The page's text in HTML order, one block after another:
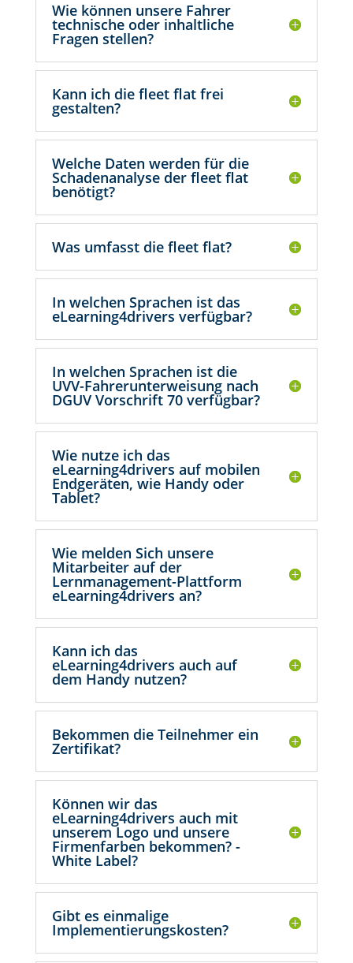
Wie können unsere Fahrer
technische oder inhaltliche
Fragen stellen?
Kann ich die fleet flat frei
gestalten?
Welche Daten werden für die
Schadenanalyse der fleet flat
benötigt?
Was umfasst die fleet flat?
In welchen Sprachen ist das
eLearning4drivers verfügbar?
In welchen Sprachen ist die
UVV-Fahrerunterweisung nach
DGUV Vorschrift 70 verfügbar?
Wie nutze ich das
eLearning4drivers auf mobilen
Endgeräten, wie Handy oder
Tablet?
Wie melden Sich unsere
Mitarbeiter auf der
Lernmanagement-Plattform
eLearning4drivers an?
Kann ich das
eLearning4drivers auch auf
dem Handy nutzen?
Bekommen die Teilnehmer ein
Zertifikat?
Können wir das
eLearning4drivers auch mit
unserem Logo und unsere
Firmenfarben bekommen? -
White Label?
Gibt es einmalige
Implementierungskosten?